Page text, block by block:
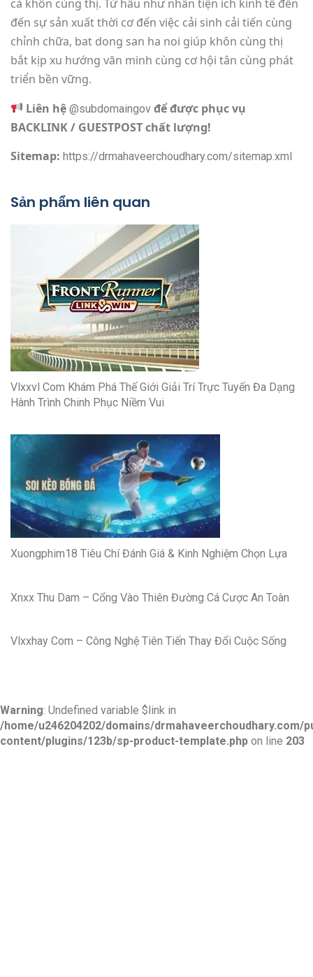
cả khôn cùng thị. Từ hầu như nhân tiện ích kinh tế đến
đến sự sản xuất thời cơ đến việc cải sinh cải tiến cùng
chỉnh chữa, bat dong san ha noi giúp khôn cùng thị
bắt kịp xu hướng văn minh cùng cơ hội tân cùng phát
triển bền vững.
Liên hệ@subdomaingov để được phục vụ
BACKLINK / GUESTPOST chất lượng!
Sitemap: https://drmahaveerchoudhary.com/sitemap.xml
Sản phẩm liên quan
Vlxxvl Com Khám Phá Thế Giới Giải Trí Trực Tuyến Đa Dạng
Hành Trình Chinh Phục Niềm Vui
Xuongphim18 Tiêu Chí Đánh Giá & Kinh Nghiệm Chọn Lựa
Xnxx Thu Dam – Cổng Vào Thiên Đường Cá Cược An Toàn
Vlxxhay Com – Công Nghệ Tiên Tiến Thay Đổi Cuộc Sống
Warning: Undefined variable $link in
/home/u246204202/domains/drmahaveerchoudhary.com/
content/plugins/123b/sp-product-template.php on line 203